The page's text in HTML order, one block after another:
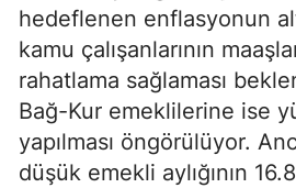
hedeflenen enflasyonun
kamu çalışanlarının
rahatlama sağlaması
Bağ-Kur emeklilerine ise
yapılması öngörülüyor.
düşük emekli aylığının